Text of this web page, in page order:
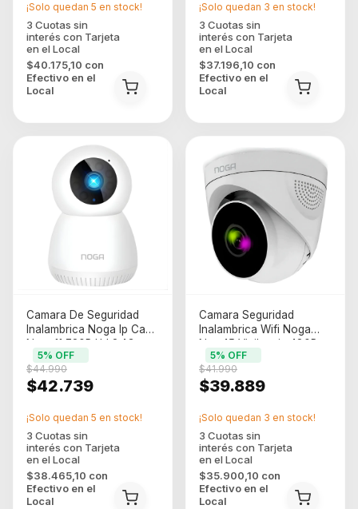
$40.175,10 con
Efectivo en el
Local
¡Solo quedan 5 en stock!
$37.196,10 con
Efectivo en el
Local
¡Solo quedan 3 en stock!
Camara De Seguridad
Inalambrica Noga Ip Cam
Nwg-11 720P Hd 2.4G
(Ngw-11)
$42.739
$44.990
5% OFF
$38.465,10 con
Efectivo en el
Local
¡Solo quedan 5 en stock!
Camara Seguridad
Inalambrica Wifi Noga
Ngw45 Vigilancia 480P
Blanco
$39.889
$41.990
5% OFF
$35.900,10 con
Efectivo en el
Local
¡Solo quedan 3 en stock!